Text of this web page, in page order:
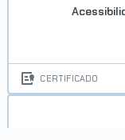
Trilha
CERTIFICADO